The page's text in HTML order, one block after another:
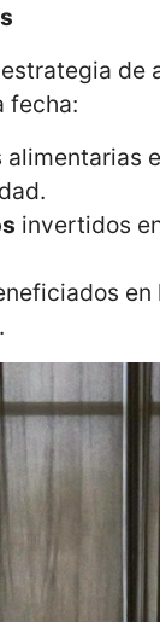
de
fecha:
alimentarias
invertidos